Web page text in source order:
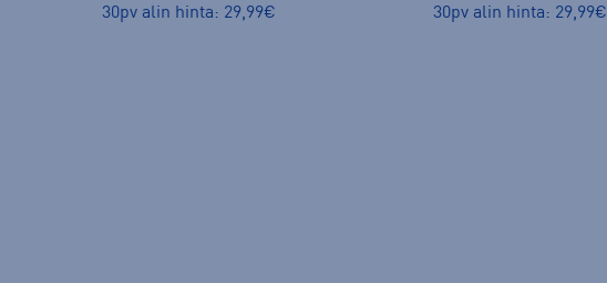
30pv alin hinta: 29,99€
30pv alin hinta: 29,99€